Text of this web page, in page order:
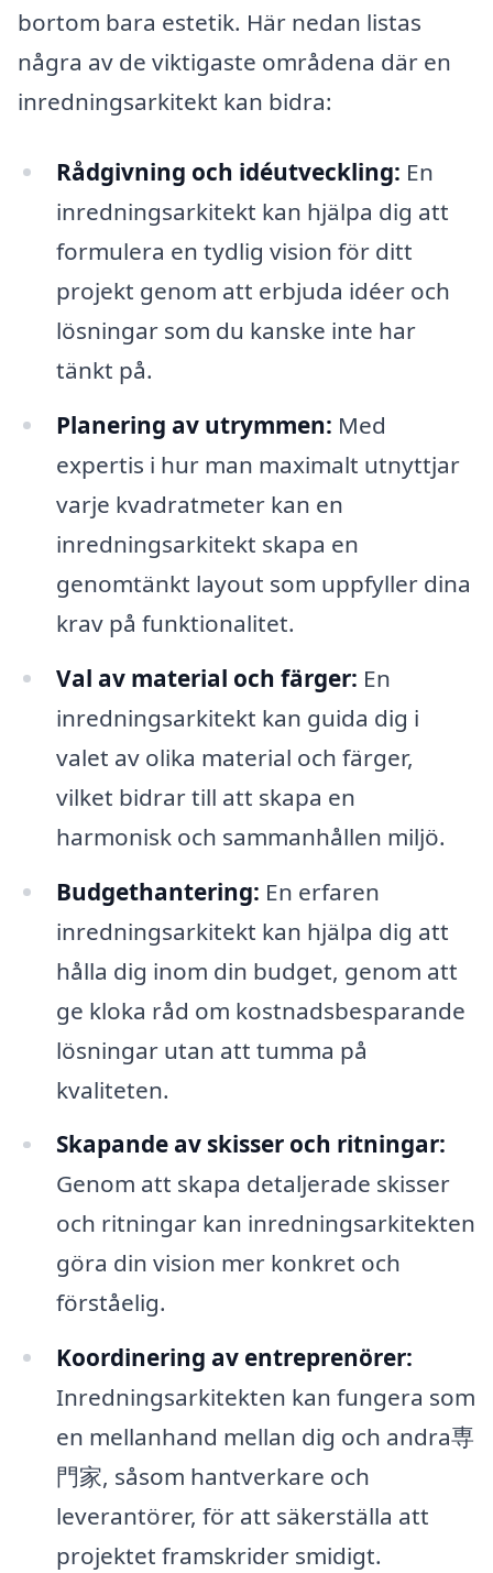
bortom bara estetik. Här nedan listas
några av de viktigaste områdena där en
inredningsarkitekt kan bidra:
Rådgivning och idéutveckling: En
inredningsarkitekt kan hjälpa dig att
formulera en tydlig vision för ditt
projekt genom att erbjuda idéer och
lösningar som du kanske inte har
tänkt på.
Planering av utrymmen: Med
expertis i hur man maximalt utnyttjar
varje kvadratmeter kan en
inredningsarkitekt skapa en
genomtänkt layout som uppfyller dina
krav på funktionalitet.
Val av material och färger: En
inredningsarkitekt kan guida dig i
valet av olika material och färger,
vilket bidrar till att skapa en
harmonisk och sammanhållen miljö.
Budgethantering: En erfaren
inredningsarkitekt kan hjälpa dig att
hålla dig inom din budget, genom att
ge kloka råd om kostnadsbesparande
lösningar utan att tumma på
kvaliteten.
Skapande av skisser och ritningar:
Genom att skapa detaljerade skisser
och ritningar kan inredningsarkitekten
göra din vision mer konkret och
förståelig.
Koordinering av entreprenörer:
Inredningsarkitekten kan fungera som
en mellanhand mellan dig och andra専
門家, såsom hantverkare och
leverantörer, för att säkerställa att
projektet framskrider smidigt.